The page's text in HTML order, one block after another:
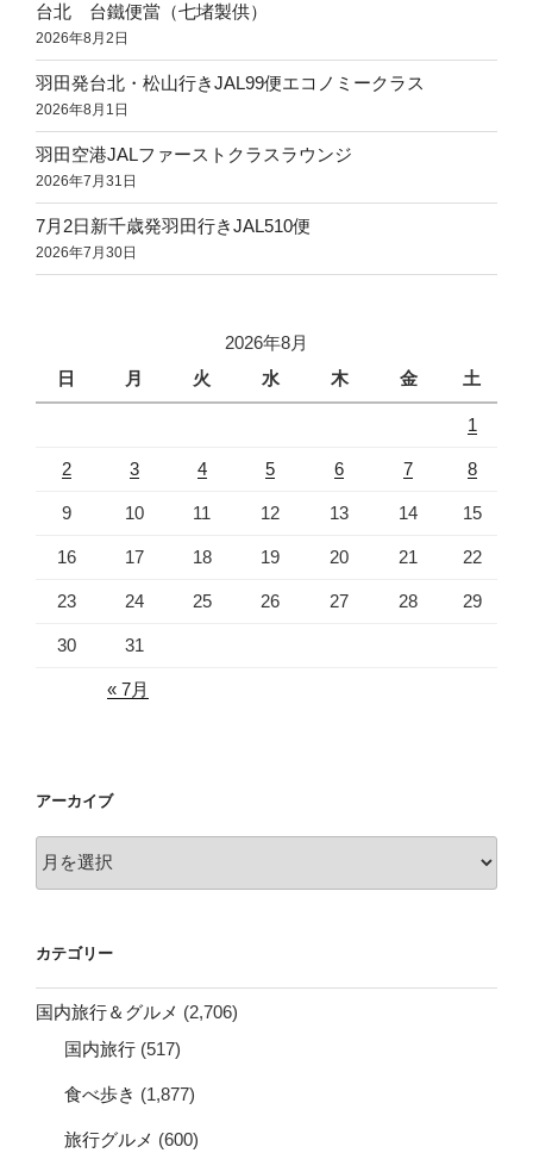
台北 台鐵便當（七堵製供）
2026年8月2日
羽田発台北・松山行きJAL99便エコノミークラス
2026年8月1日
羽田空港JALファーストクラスラウンジ
2026年7月31日
7月2日新千歳発羽田行きJAL510便
2026年7月30日
2026年8月
日
月 火 水 木 金 土
1
2 3 4 5 6 7 8
9 10 11 12 13 14 15
16 17 18 19 20 21 22
23 24 25 26 27 28 29
30 31
« 7月
アーカイブ
ー
ブ
カテゴリー
国内旅行＆グルメ (2,706)
国内旅行 (517)
食べ歩き (1,877)
旅行グルメ (600)